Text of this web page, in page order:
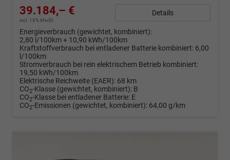
39.184,– €
incl. 19% MwSt.
Details
Energieverbrauch (gewichtet, kombiniert):
2,80 l/100km + 10,90 kWh/100km
Kraftstoffverbrauch bei entladener Batterie kombiniert: 6,00
l/100km
Stromverbrauch bei rein elektrischem Betrieb kombiniert:
19,50 kWh/100km
Elektrische Reichweite (EAER): 68 km
CO2-Klasse (gewichtet, kombiniert): B
CO2-Klasse bei entladener Batterie: E
CO2-Emissionen (gewichtet, kombiniert): 64,00 g/km